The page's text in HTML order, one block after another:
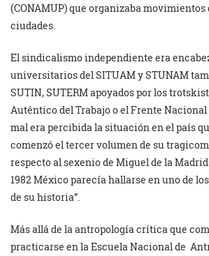
(CONAMUP) que organizaba
ciudades.
El sindicalismo independiente era
universitarios del SITUAM y STUNAM
SUTIN, SUTERM apoyados por los
Auténtico del Trabajo o el Frente
mal era percibida la situación en el país
comenzó el tercer volumen de su
respecto al sexenio de Miguel de la
1982 México parecía hallarse en uno de
de su historia”.
Más allá de la antropología crítica que
practicarse en la Escuela Nacional de